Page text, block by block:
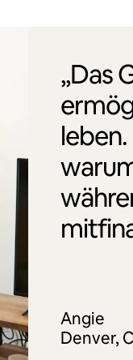
„Das
Angie
Denver,